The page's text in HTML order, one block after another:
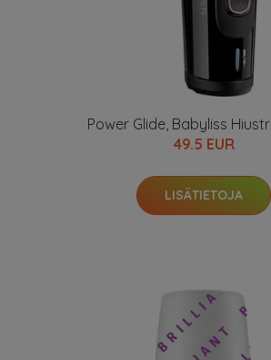
Power Glide, Babyliss
49.5 EUR
LISÄTIETOJA